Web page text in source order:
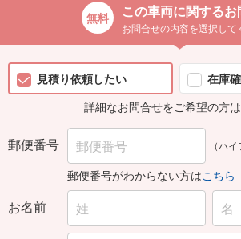
この車両に関する
お問合せの内容を選択して
見積り依頼したい
在庫
詳細なお問合せをご希望の方は
郵便番号 （ハ
郵便番号がわからない方はこちら
お名前